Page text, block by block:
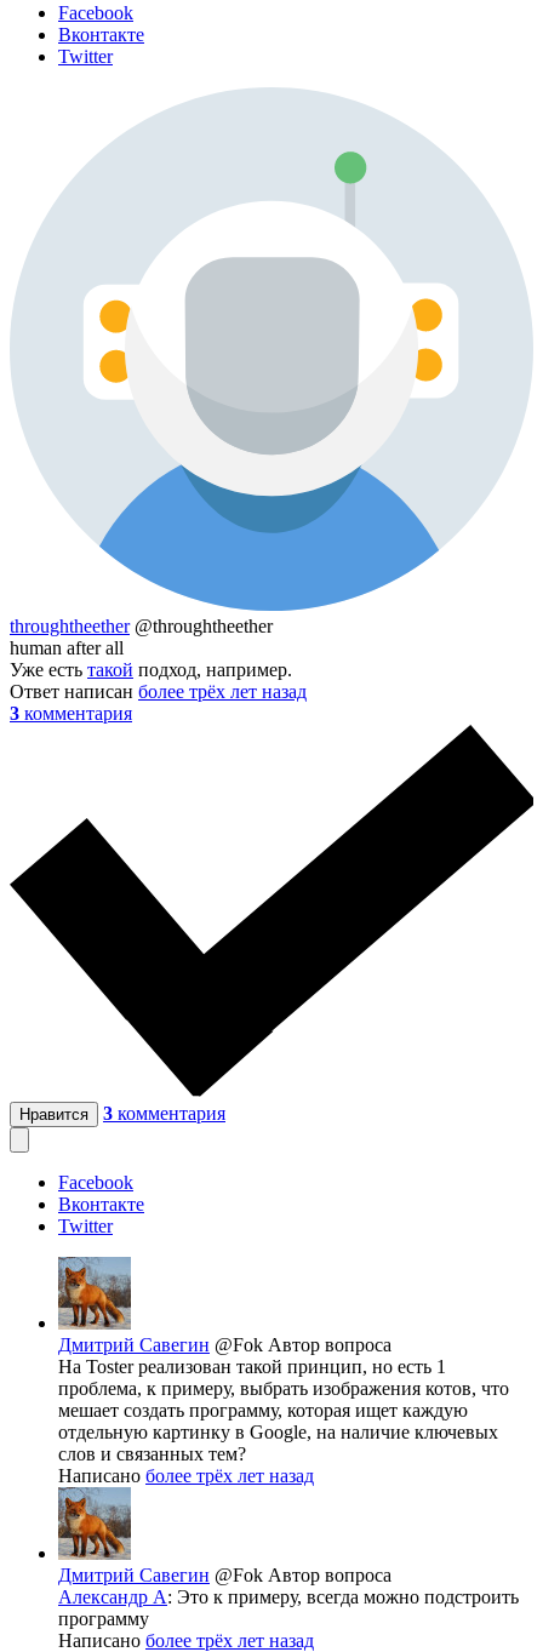
Facebook
Вконтакте
Twitter
throughtheether @throughtheether
human after all
Уже есть такой подход, например.
Ответ написан более трёх лет назад
3 комментария
Нравится 3 комментария
Facebook
Вконтакте
Twitter
Дмитрий Савегин @Fok Автор вопроса
На Toster реализован такой принцип, но есть 1
проблема, к примеру, выбрать изображения котов, что
мешает создать программу, которая ищет каждую
отдельную картинку в Google, на наличие ключевых
слов и связанных тем?
Написано более трёх лет назад
Дмитрий Савегин @Fok Автор вопроса
Александр А: Это к примеру, всегда можно подстроить
программу
Написано более трёх лет назад